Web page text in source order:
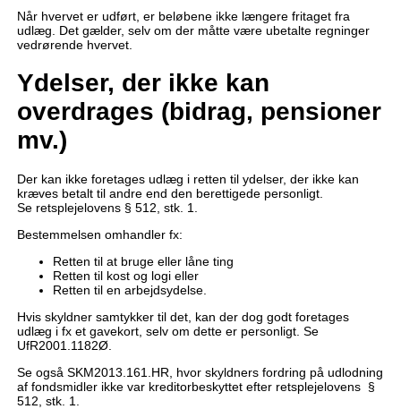
Når hvervet er udført, er beløbene ikke længere fritaget fra
udlæg. Det gælder, selv om der måtte være ubetalte regninger
vedrørende hvervet.
Ydelser, der ikke kan
overdrages (bidrag, pensioner
mv.)
Der kan ikke foretages udlæg i retten til ydelser, der ikke kan
kræves betalt til andre end den berettigede personligt.
Se retsplejelovens § 512, stk. 1.
Bestemmelsen omhandler fx:
Retten til at bruge eller låne ting
Retten til kost og logi eller
Retten til en arbejdsydelse.
Hvis skyldner samtykker til det, kan der dog godt foretages
udlæg i fx et gavekort, selv om dette er personligt. Se
UfR2001.1182Ø.
Se også SKM2013.161.HR, hvor skyldners fordring på udlodning
af fondsmidler ikke var kreditorbeskyttet efter retsplejelovens §
512, stk. 1.